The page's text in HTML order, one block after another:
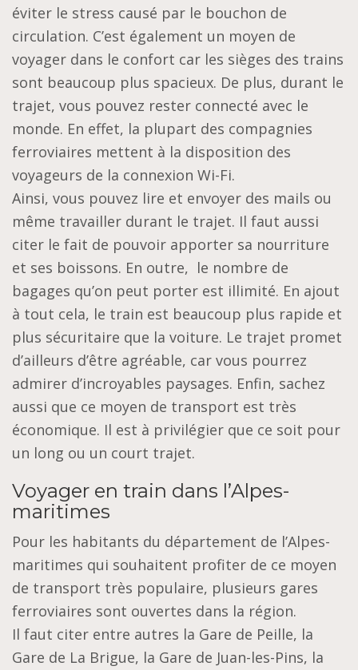
éviter le stress causé par le bouchon de
circulation. C’est également un moyen de
voyager dans le confort car les sièges des trains
sont beaucoup plus spacieux. De plus, durant le
trajet, vous pouvez rester connecté avec le
monde. En effet, la plupart des compagnies
ferroviaires mettent à la disposition des
voyageurs de la connexion Wi-Fi.
Ainsi, vous pouvez lire et envoyer des mails ou
même travailler durant le trajet. Il faut aussi
citer le fait de pouvoir apporter sa nourriture
et ses boissons. En outre, le nombre de
bagages qu’on peut porter est illimité. En ajout
à tout cela, le train est beaucoup plus rapide et
plus sécuritaire que la voiture. Le trajet promet
d’ailleurs d’être agréable, car vous pourrez
admirer d’incroyables paysages. Enfin, sachez
aussi que ce moyen de transport est très
économique. Il est à privilégier que ce soit pour
un long ou un court trajet.
Voyager en train dans l’Alpes-
maritimes
Pour les habitants du département de l’Alpes-
maritimes qui souhaitent profiter de ce moyen
de transport très populaire, plusieurs gares
ferroviaires sont ouvertes dans la région.
Il faut citer entre autres la Gare de Peille, la
Gare de La Brigue, la Gare de Juan-les-Pins, la